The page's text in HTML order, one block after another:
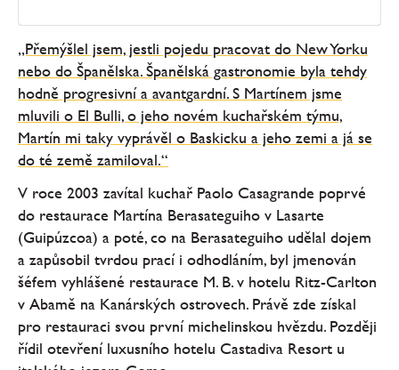
„Přemýšlel jsem, jestli pojedu pracovat do New Yorku
nebo do Španělska. Španělská gastronomie byla tehdy
hodně progresivní a avantgardní. S Martínem jsme
mluvili o El Bulli, o jeho novém kuchařském týmu,
Martín mi taky vyprávěl o Baskicku a jeho zemi a já se
do té země zamiloval.“
V roce 2003 zavítal kuchař Paolo Casagrande poprvé
do restaurace Martína Berasateguiho v Lasarte
(Guipúzcoa) a poté, co na Berasateguiho udělal dojem
a zapůsobil tvrdou prací i odhodláním, byl jmenován
šéfem vyhlášené restaurace M. B. v hotelu Ritz-Carlton
v Abamě na Kanárských ostrovech. Právě zde získal
pro restauraci svou první michelinskou hvězdu. Později
řídil otevření luxusního hotelu Castadiva Resort u